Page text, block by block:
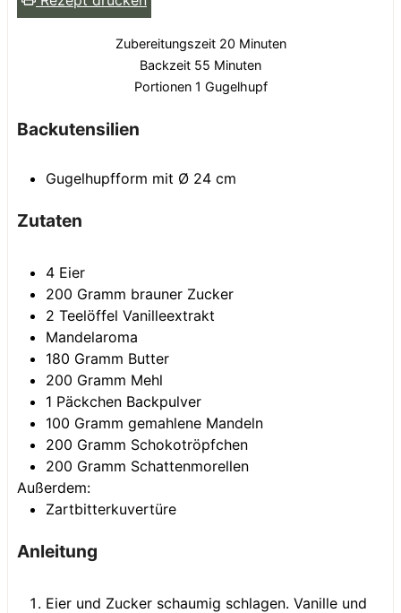
Zubereitungszeit 20Minuten
Minuten
Backzeit 55 Minuten
Minuten
Portionen 1 Gugelhupf
Backutensilien
Gugelhupfform mit Ø 24 cm
Zutaten
4 Eier
200 Gramm brauner Zucker
2 Teelöffel Vanilleextrakt
Mandelaroma
180 Gramm Butter
200 Gramm Mehl
1 Päckchen Backpulver
100 Gramm gemahlene Mandeln
200 Gramm Schokotröpfchen
200 Gramm Schattenmorellen
Außerdem:
Zartbitterkuvertüre
Anleitung
Eier und Zucker schaumig schlagen. Vanille und